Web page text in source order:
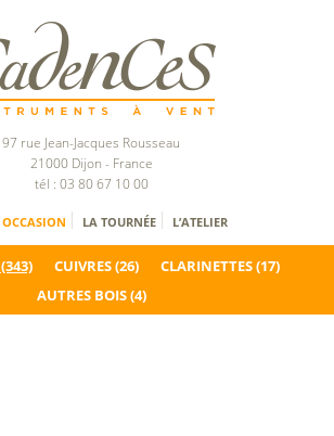
97 rue Jean-Jacques Rousseau
21000 Dijon - France
tél : 03 80 67 10 00
OCCASION LA TOURNÉE L’ATELIER
(343) CUIVRES(26) CLARINETTES(17)
AUTRES BOIS(4)